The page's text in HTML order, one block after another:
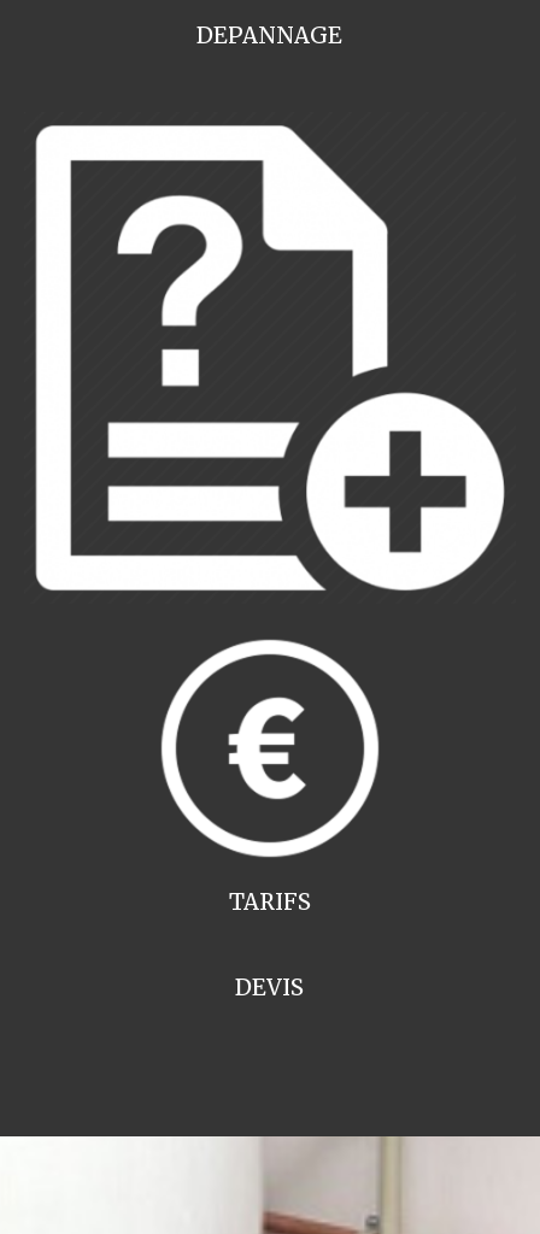
DEPANNAGE
TARIFS
DEVIS